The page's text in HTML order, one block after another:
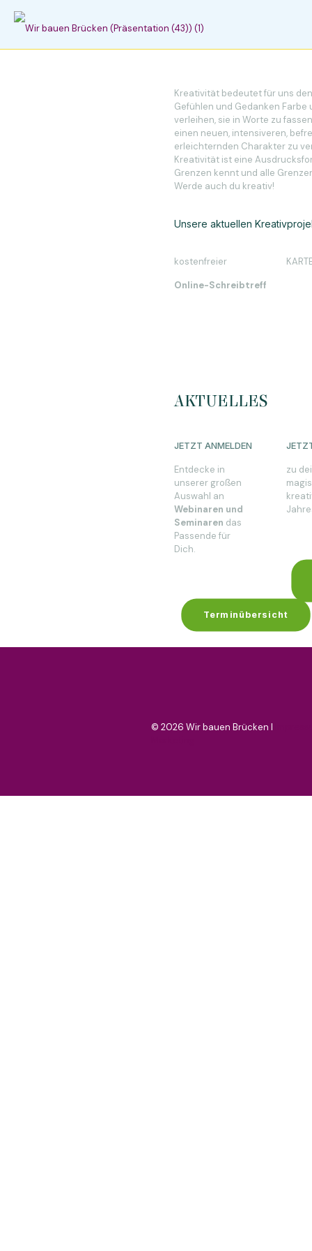
Kreativität bedeutet für uns
Gefühlen und Gedanken Farbe
verleihen, sie in Worte zu
einen neuen, intensiveren,
erleichternden Charakter zu
Kreativität ist eine
Grenzen kennt und alle
Werde auch du kreativ!
Unsere aktuellen
kostenfreier
Online-Schreibtreff
AKTUELLES
JETZT ANMELDEN
Entdecke in
unserer großen
Auswahl an
Webinaren und
Seminaren das
Passende für
Dich.
Terminübersicht
zu
© 2026 Wir bauen Brücken I